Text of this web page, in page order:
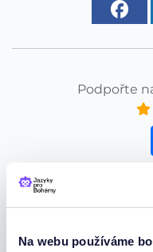
Na webu používáme
Podpořte